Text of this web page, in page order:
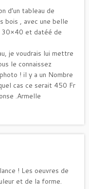
d’un tableau de
bois , avec une belle
30×40 et datéé de
je voudrais lui mettre
le connaissez
! il y a un Nombre
cas ce serait 450 Fr
.Armelle
! Les oeuvres de
et de la forme.